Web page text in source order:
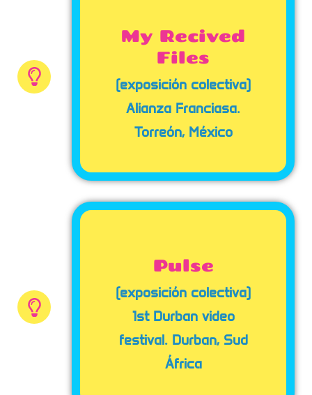
My Recived
Files
(exposición colectiva)
Alianza Franciasa.
Torreón, México
Pulse
(exposición colectiva)
1st Durban video
festival. Durban, Sud
África